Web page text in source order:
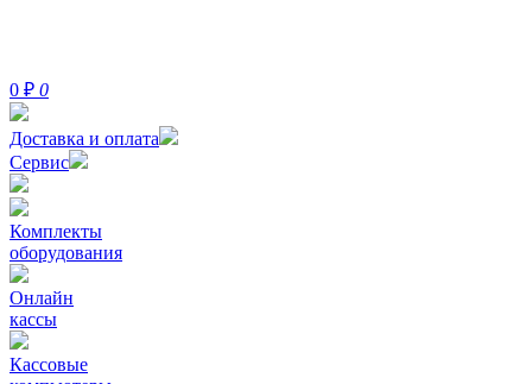
0 ₽ 0
Доставка и оплата
Сервис
Комплекты
оборудования
Онлайн
кассы
Кассовые